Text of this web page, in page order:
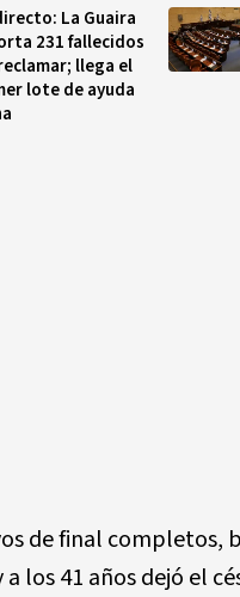
La Guaira
231 fallecidos
llega el
lote de ayuda
de final completos,
los 41 años dejó el